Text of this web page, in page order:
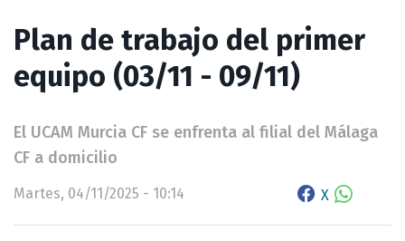
Plan de trabajo del primer
equipo (03/11 - 09/11)
El UCAM Murcia CF se enfrenta al filial del Málaga
CF a domicilio
Martes, 04/11/2025 - 10:14 X